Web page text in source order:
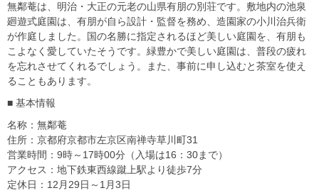
無鄰菴は、明治・大正の元老の山県有朋の別荘です。敷地内の池泉
廻遊式庭園は、有朋が自ら設計・監督を務め、造園家の小川治兵衛
が作庭しました。国の名勝に指定されるほど美しい庭園を、有朋も
こよなく愛していたそうです。緑豊かで美しい庭園は、普段の疲れ
を忘れさせてくれるでしょう。また、事前に申し込むと茶室を使え
ることもあります。
■ 基本情報
名称：無鄰菴
住所：京都府京都市左京区南禅寺草川町31
営業時間：9時～17時00分（入場は16：30まで）
アクセス：地下鉄東西線蹴上駅より徒歩7分
定休日：12月29日～1月3日